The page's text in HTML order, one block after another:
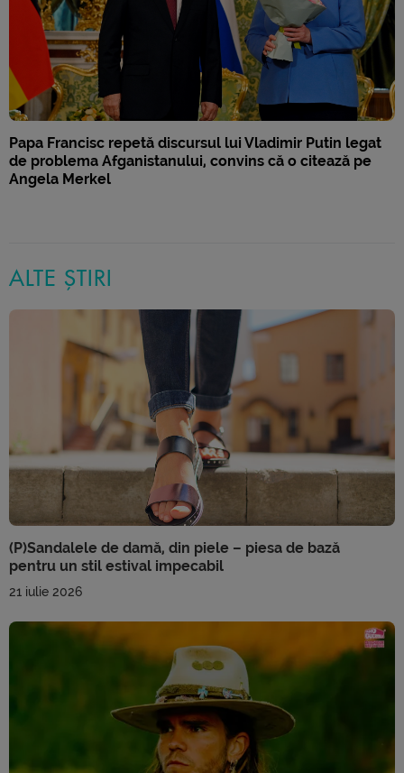
Papa Francisc repetă discursul lui Vladimir Putin legat
de problema Afganistanului, convins că o citează pe
Angela Merkel
ALTE ȘTIRI
(P)Sandalele de damă, din piele – piesa de bază
pentru un stil estival impecabil
21 iulie 2026